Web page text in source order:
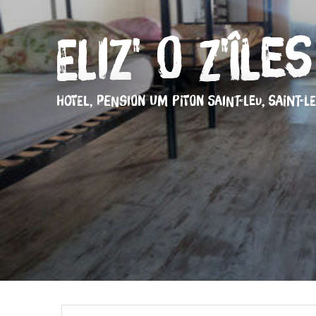
Eliz' O Z'Îles
HOTEL, PENSION UM PITON SAINT-LEU, SAINT-